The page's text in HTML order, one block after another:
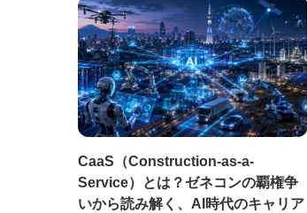
CaaS（Construction-as-a-
Service）とは？ゼネコンの覇権争
いから読み解く、AI時代のキャリア